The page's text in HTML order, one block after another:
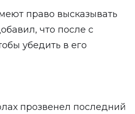
право высказывать
что после с
убедить в его
прозвенел последний